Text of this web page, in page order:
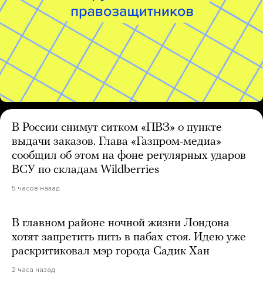
В России снимут ситком «ПВЗ» о пункте
выдачи заказов. Глава «Газпром-медиа»
сообщил об этом на фоне регулярных ударов
ВСУ по складам Wildberries
5 часов назад
В главном районе ночной жизни Лондона
хотят запретить пить в пабах стоя. Идею уже
раскритиковал мэр города Садик Хан
2 часа назад